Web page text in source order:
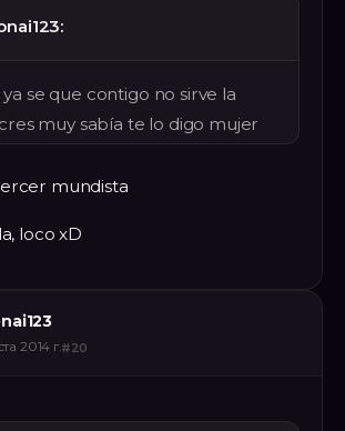
se que contigo no sirve la
muy sabía te lo digo mujer
mundista
loco xD
2014 г.#20